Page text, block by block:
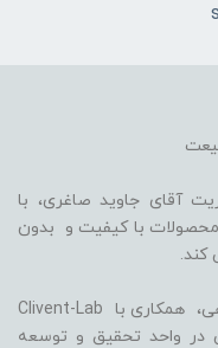
آقای جاوید صاغری، با
با کیفیت و بدون
کند.
ما با بهره گیری از سلول های بنیادی گیاهی، همکاری با Clivent-Lab
در واحد تحقیق و توسعه